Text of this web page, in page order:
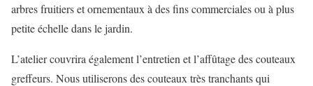
arbres fruitiers et ornementaux à des fins commerciales ou à plus
petite échelle dans le jardin.
L’atelier couvrira également l’entretien et l’affûtage des couteaux
greffeurs. Nous utiliserons des couteaux très tranchants qui